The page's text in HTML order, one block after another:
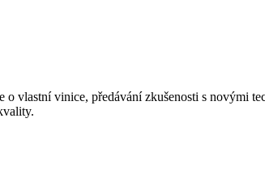
o vlastní vinice, předávání zkušenosti s novými